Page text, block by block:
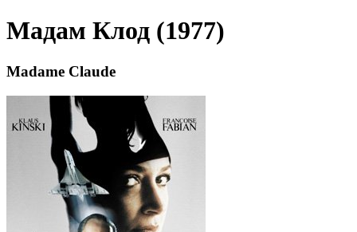
Мадам Клод (1977)
Madame Claude